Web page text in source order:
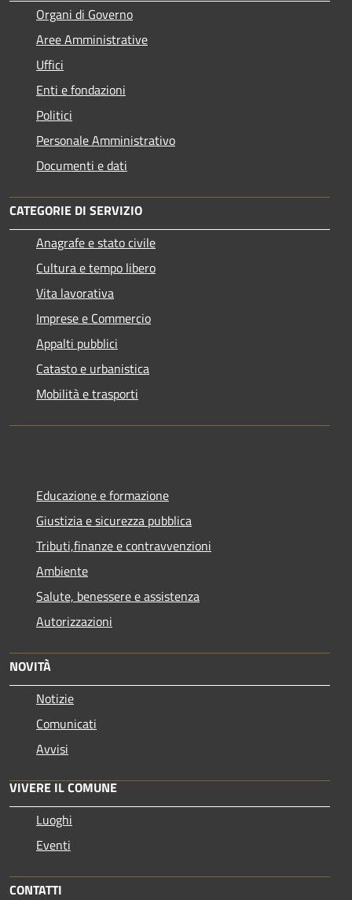
Organi di Governo
Aree Amministrative
Uffici
Enti e fondazioni
Politici
Personale Amministrativo
Documenti e dati
CATEGORIE DI SERVIZIO
Anagrafe e stato civile
Cultura e tempo libero
Vita lavorativa
Imprese e Commercio
Appalti pubblici
Catasto e urbanistica
Mobilità e trasporti
Educazione e formazione
Giustizia e sicurezza pubblica
Tributi,finanze e contravvenzioni
Ambiente
Salute, benessere e assistenza
Autorizzazioni
NOVITÀ
Notizie
Comunicati
Avvisi
VIVERE IL COMUNE
Luoghi
Eventi
CONTATTI